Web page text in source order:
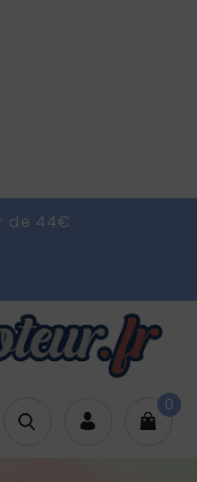
de 44€
0